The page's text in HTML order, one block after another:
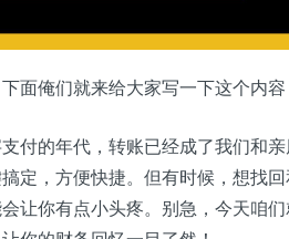
下面俺们就来给大家写一下这个内容
付的年代，转账已经成了我们和
定，方便快捷。但有时候，想找
让你有点小头疼。别急，今天咱